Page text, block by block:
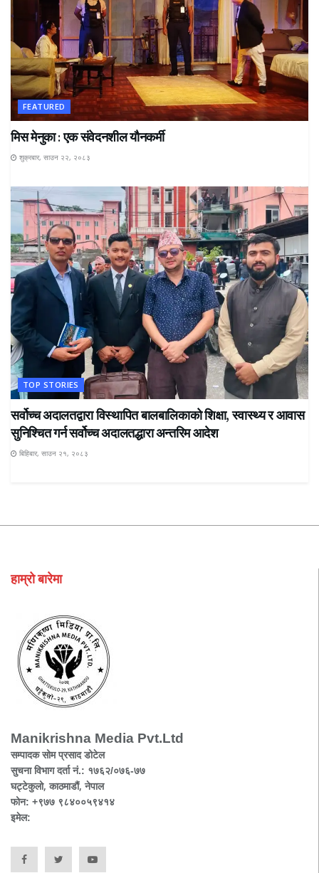
FEATURED
मिस मेनुका : एक संवेदनशील यौनकर्मी
शुक्रबार, साउन २२, २०८३
TOP STORIES
सर्वोच्च अदालतद्वारा विस्थापित बालबालिकाको शिक्षा, स्वास्थ्य र आवास
सुनिश्चित गर्न सर्वोच्च अदालतद्धारा अन्तरिम आदेश
बिहिबार, साउन २१, २०८३
हाम्रो बारेमा
Manikrishna Media Pvt.Ltd
सम्पादक सोम प्रसाद डोटेल
सुचना विभाग दर्ता नं.: १७६२/०७६-७७
घट्टेकुलो, काठमाडौं, नेपाल
फोन: +९७७ ९८४००५९४१४
इमेल: